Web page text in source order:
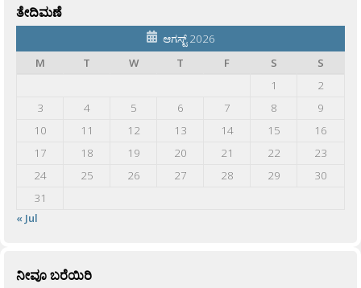
ತೇದಿಮಣೆ
ಆಗಸ್ಟ್ 2026
M
T W T F S
S
1
2
3
4 5 6 7 8
9
10
11 12 13 14 15
16
17
18 19 20 21 22
23
24
25 26 27 28 29
30
31
« Jul
ನೀವೂ ಬರೆಯಿರಿ